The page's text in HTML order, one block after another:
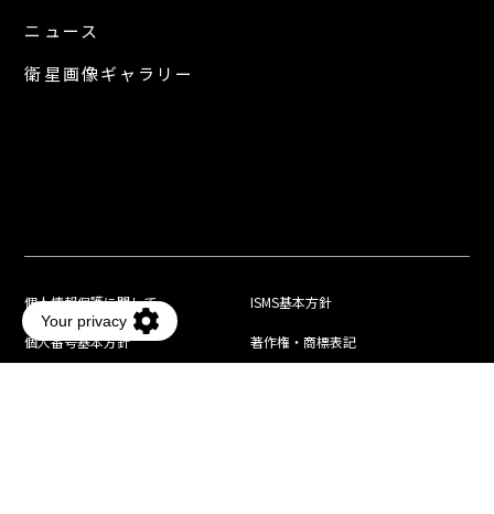
ニュース
衛星画像ギャラリー
個人情報保護に関して ISMS基本方針
個人番号基本方針 著作権・商標表記